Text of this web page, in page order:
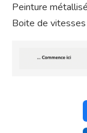
Peinture
Boite de